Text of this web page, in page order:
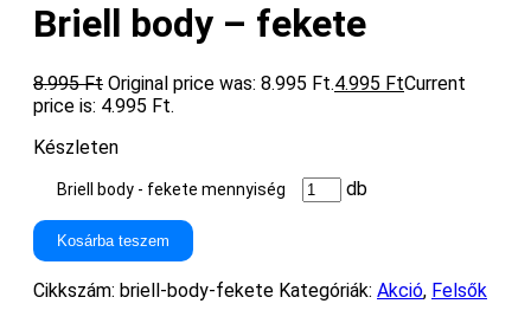
Briell body – fekete
8.995Ft Original price was: 8.995 Ft.4.995 FtCurrent
price is: 4.995 Ft.
Készleten
Briell body - fekete mennyiség db
Kosárba teszem
Cikkszám: briell-body-fekete Kategóriák: Akció, Felsők